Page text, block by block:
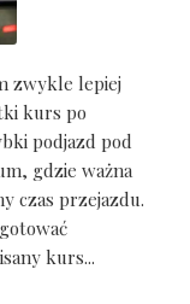
zwykle lepiej
kurs po
podjazd pod
gdzie ważna
czas przejazdu.
kurs...